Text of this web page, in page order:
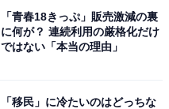
「青春18きっぷ」販売激減の裏
に何が？ 連続利用の厳格化だけ
ではない「本当の理由」
「移民」に冷たいのはどっちな